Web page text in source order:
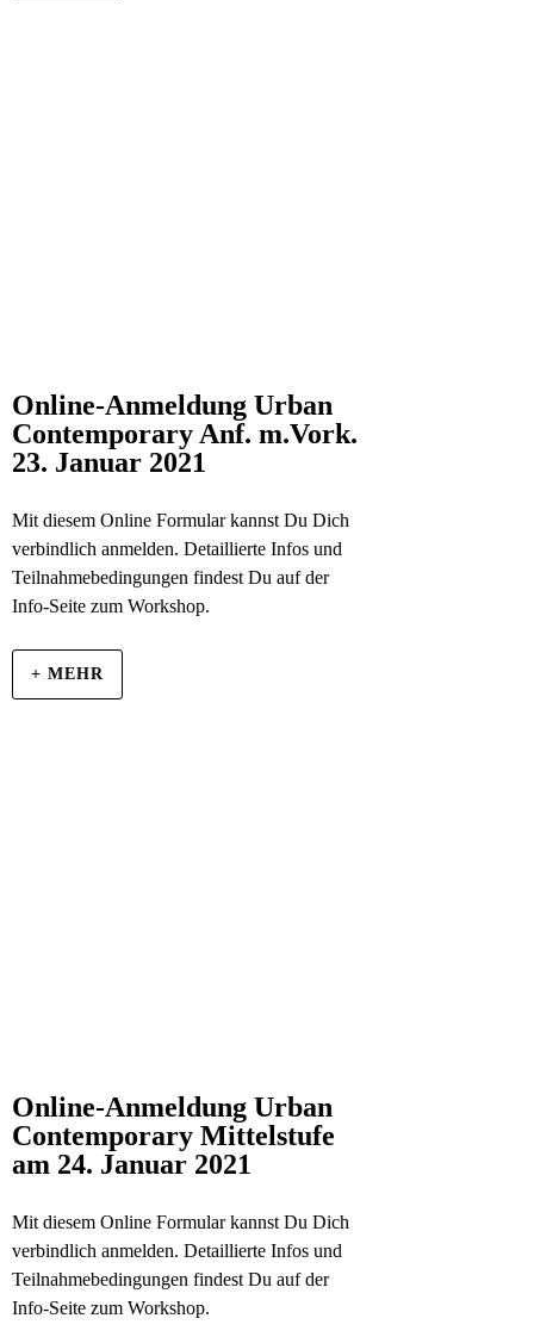
Online-Anmeldung Urban
Contemporary Anf. m.Vork.
23. Januar 2021
Mit diesem Online Formular kannst Du Dich
verbindlich anmelden. Detaillierte Infos und
Teilnahmebedingungen findest Du auf der
Info-Seite zum Workshop.
+ MEHR
Online-Anmeldung Urban
Contemporary Mittelstufe
am 24. Januar 2021
Mit diesem Online Formular kannst Du Dich
verbindlich anmelden. Detaillierte Infos und
Teilnahmebedingungen findest Du auf der
Info-Seite zum Workshop.